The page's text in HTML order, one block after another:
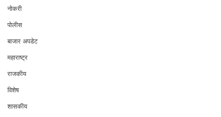
नोकरी
पोलीस
बाजार अपडेट
महाराष्ट्र
राजकीय
विशेष
शासकीय